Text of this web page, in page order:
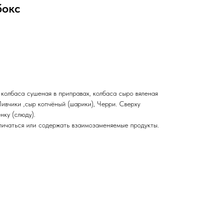
сушеная в приправах, колбаса сыро вяленая
,сыр копчёный (шарики), Черри. Сверху
(слюду).
или содержать взаимозаменяемые продукты.